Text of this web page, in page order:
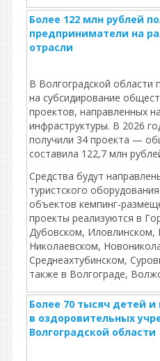
Более 122 млн рублей
предприниматели на
отрасли
В Волгоградской области
на субсидирование
проектов, направленных
инфраструктуры. В 2026
получили 34 проекта —
составила 122,7 млн
Средства будут
туристского
объектов
проекты реализуются в
Дубовском, Иловлинском,
Николаевском,
Среднеахтубинском,
также в Волгограде,
Более 70 тысяч детей
в оздоровительных
Волгоградской области